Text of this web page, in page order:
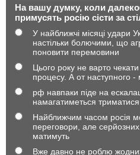
На вашу думку, коли
примусять росію сісти за
У найближчі місяці удари
настільки болючими, що
поновити перемовини
Цього року не варто
процесу. А от наступного
рф навпаки піде на
намагатиметься
Найближчим часом росія
переговори, але серйозних
матимуть
Вже давно не роблю